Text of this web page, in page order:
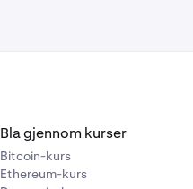
Bla gjennom kurser
Bitcoin-kurs
Ethereum-kurs